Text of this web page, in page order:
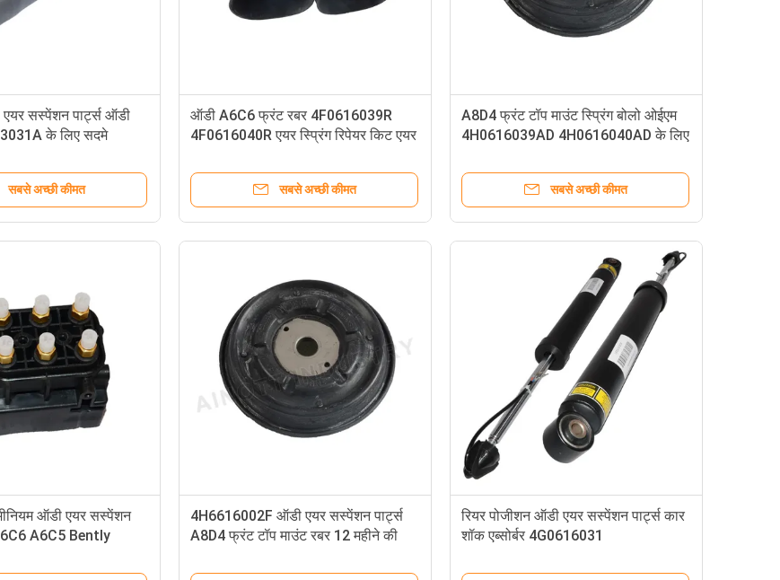
सस्पेंशन पार्ट्स ऑडी
के लिए सदमे
सबसे अच्छी कीमत
ऑडी A6C6 फ्रंट रबर 4F0616039R
4F0616040R एयर स्प्रिंग रिपेयर किट एयर
सबसे अच्छी कीमत
A8D4 फ्रंट टॉप माउंट स्प्रिंग बोलो ओईएम
4H0616039AD 4H0616040AD के लिए
सबसे अच्छी कीमत
ऑडी एयर सस्पेंशन
A6C5 Bently
4H6616002F ऑडी एयर सस्पेंशन पार्ट्स
A8D4 फ्रंट टॉप माउंट रबर 12 महीने की
रियर पोजीशन ऑडी एयर सस्पेंशन पार्ट्स कार
शॉक एब्सोर्बर 4G0616031